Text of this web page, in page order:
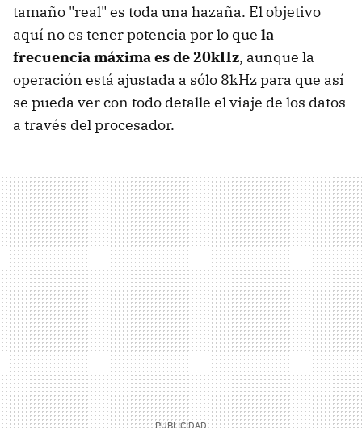
tamaño "real" es toda una hazaña. El objetivo
aquí no es tener potencia por lo que la
frecuencia máxima es de 20kHz, aunque la
operación está ajustada a sólo 8kHz para que así
se pueda ver con todo detalle el viaje de los datos
a través del procesador.